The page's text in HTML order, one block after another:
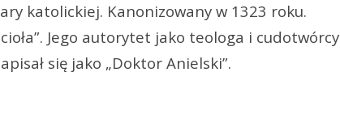
katolickiej. Kanonizowany w 1323 roku.
Jego autorytet jako teologa i cudotwórcy
się jako „Doktor Anielski”.